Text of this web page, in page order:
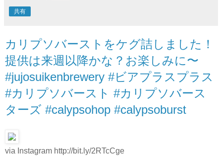
共有
カリプソバーストをケグ詰しました！
提供は来週以降かな？お楽しみに〜
#jujosuikenbrewery #ビアプラスプラス
#カリプソバースト #カリプソバース
ターズ #calypsohop #calypsoburst
via Instagram http://bit.ly/2RTcCge